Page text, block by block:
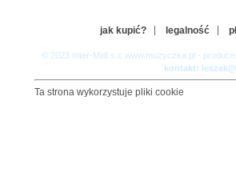
jak kupić? legalność
© 2023 Inter-Midi s.c www.muzyczka.pl -
kontakt:
Ta strona wykorzystuje pliki cookie